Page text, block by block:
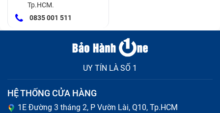
vật kim loại trong túi quần.
Không sử dụng ốp bảo vệ:
trực tiếp khi đặt lên bàn.
Nhiệt độ môi trường quá cao:Làm bong tróc sơn
sườn và biến dạng nhẹ vỏ nhựa.
Tác động lực ép liên tục: Thói quen đút điện thoại
vào túi sau rồi ngồi đè lên.
Tp.HCM.
0835 001 511
UY TÍN LÀ SỐ 1
HỆ THỐNG CỬA HÀNG
1E Đường 3 tháng 2, P Vườn Lài, Q10, Tp.HCM